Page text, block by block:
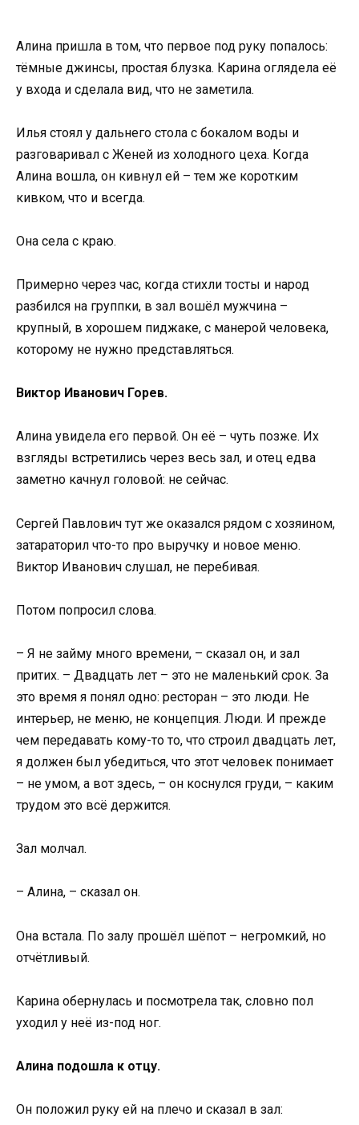
Алина пришла в том, что первое под руку попалось:
тёмные джинсы, простая блузка. Карина оглядела её
у входа и сделала вид, что не заметила.
Илья стоял у дальнего стола с бокалом воды и
разговаривал с Женей из холодного цеха. Когда
Алина вошла, он кивнул ей – тем же коротким
кивком, что и всегда.
Она села с краю.
Примерно через час, когда стихли тосты и народ
разбился на группки, в зал вошёл мужчина –
крупный, в хорошем пиджаке, с манерой человека,
которому не нужно представляться.
Виктор Иванович Горев.
Алина увидела его первой. Он её – чуть позже. Их
взгляды встретились через весь зал, и отец едва
заметно качнул головой: не сейчас.
Сергей Павлович тут же оказался рядом с хозяином,
затараторил что-то про выручку и новое меню.
Виктор Иванович слушал, не перебивая.
Потом попросил слова.
– Я не займу много времени, – сказал он, и зал
притих. – Двадцать лет – это не маленький срок. За
это время я понял одно: ресторан – это люди. Не
интерьер, не меню, не концепция. Люди. И прежде
чем передавать кому-то то, что строил двадцать лет,
я должен был убедиться, что этот человек понимает
– не умом, а вот здесь, – он коснулся груди, – каким
трудом это всё держится.
Зал молчал.
– Алина, – сказал он.
Она встала. По залу прошёл шёпот – негромкий, но
отчётливый.
Карина обернулась и посмотрела так, словно пол
уходил у неё из-под ног.
Алина подошла к отцу.
Он положил руку ей на плечо и сказал в зал: